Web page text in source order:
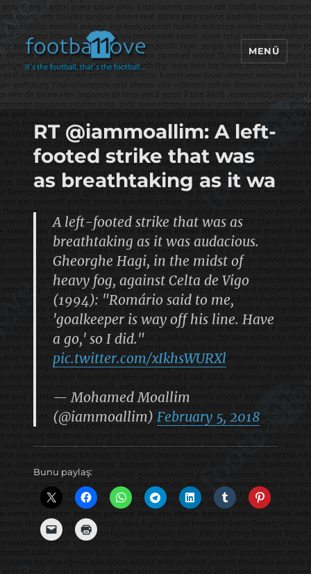
footbaLLove
MENÜ
RT @iammoallim: A left-
footed strike that was
as breathtaking as it wa
A left-footed strike that was as
breathtaking as it was audacious.
Gheorghe Hagi, in the midst of
heavy fog, against Celta de Vigo
(1994): "Romário said to me,
'goalkeeper is way off his line. Have
a go,' so I did."
pic.twitter.com/xIkhsWURXl
— Mohamed Moallim
(@iammoallim) February 5, 2018
Bunu paylaş: